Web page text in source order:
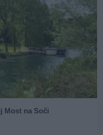
Most na Soči